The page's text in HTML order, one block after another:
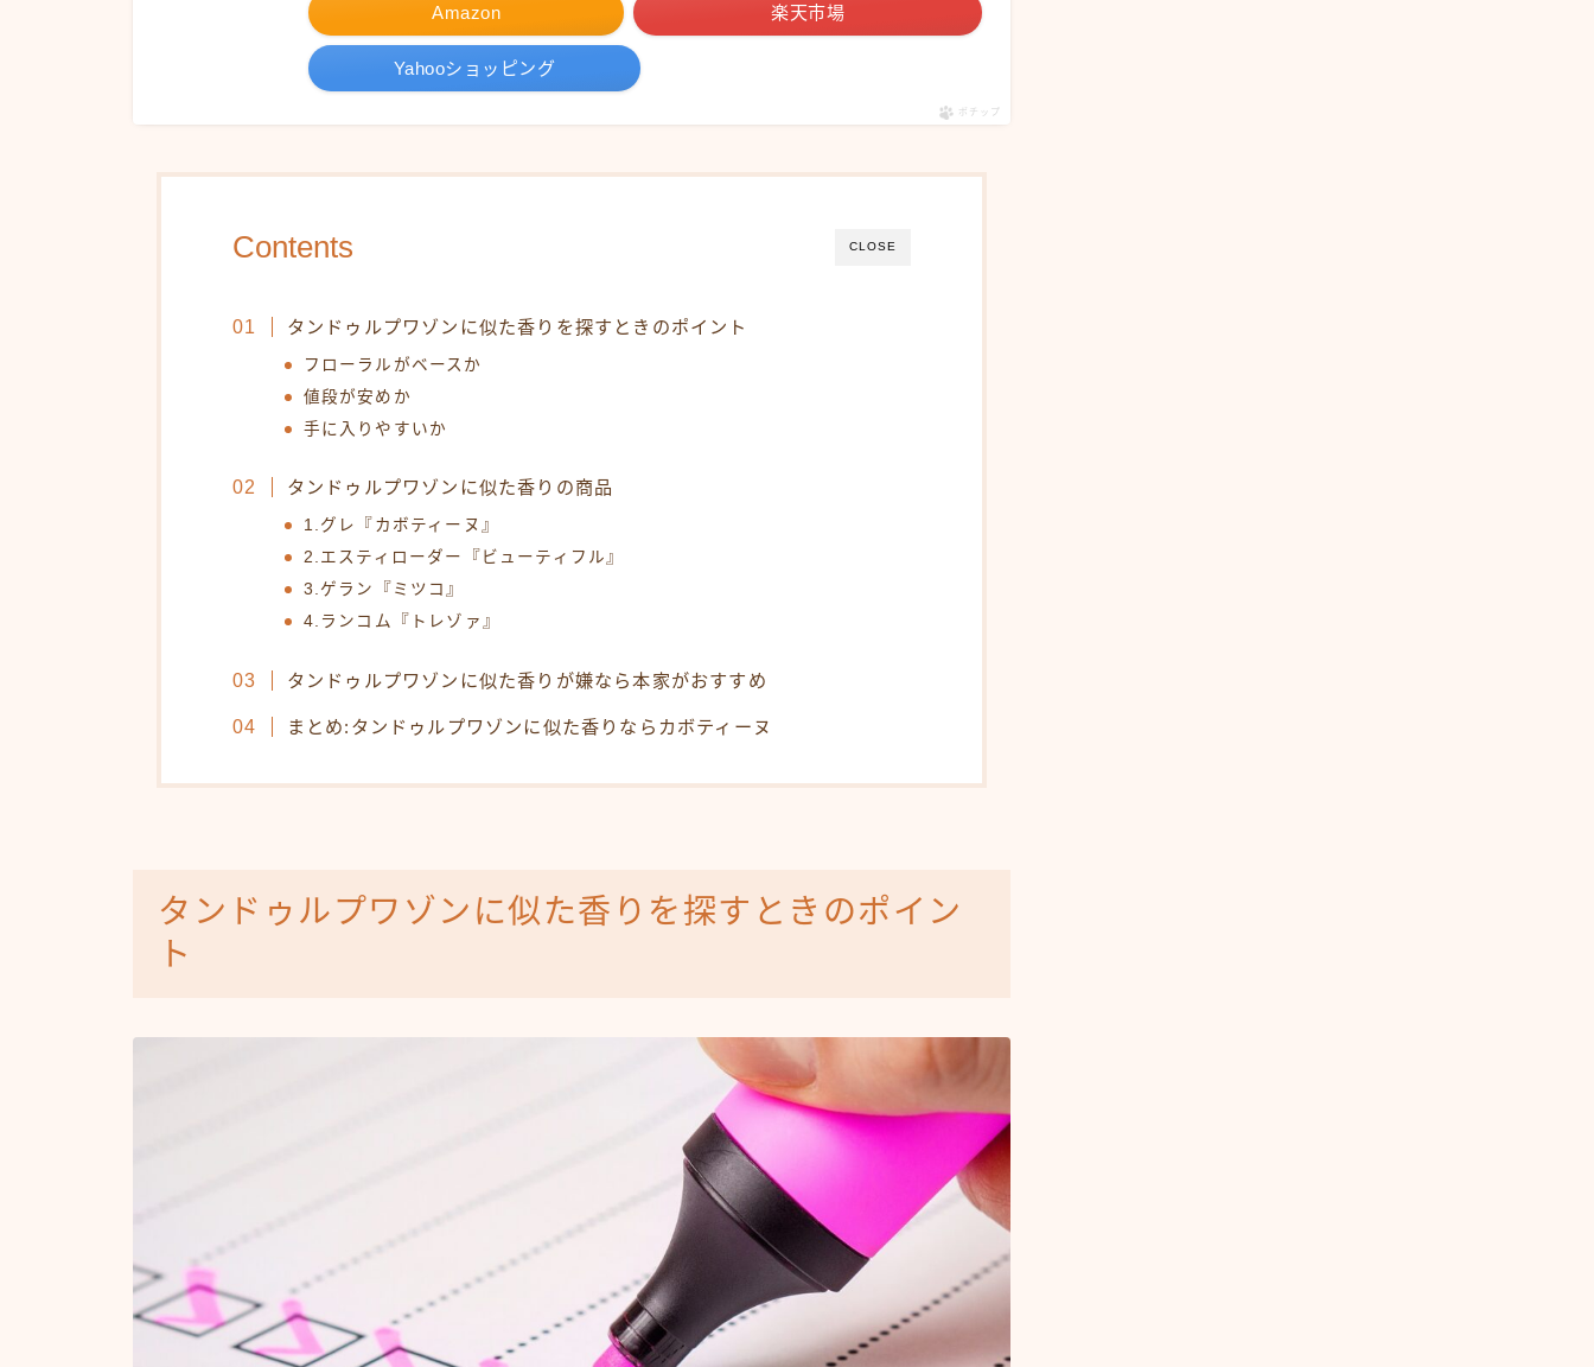
Amazon 楽天市場
Yahooショッピング
ポチップ
CLOSE
Contents
タンドゥルプワゾンに似た香りを探すときのポイント
フローラルがベースか
値段が安めか
手に入りやすいか
タンドゥルプワゾンに似た香りの商品
1.グレ『カボティーヌ』
2.エスティローダー『ビューティフル』
3.ゲラン『ミツコ』
4.ランコム『トレゾァ』
タンドゥルプワゾンに似た香りが嫌なら本家がおすすめ
まとめ:タンドゥルプワゾンに似た香りならカボティーヌ
タンドゥルプワゾンに似た香りを探すときのポイン
ト